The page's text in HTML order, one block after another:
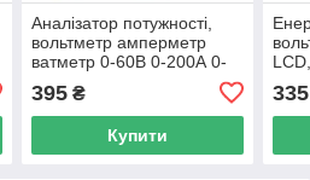
Аналізатор потужності,
вольтметр амперметр
ватметр 0-60В 0-200А 0-
395₴
Купити
335